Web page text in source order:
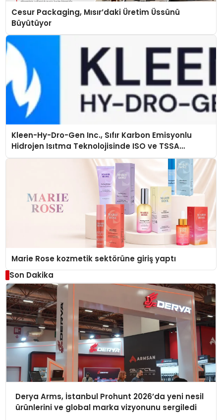
Cesur Packaging, Mısır’daki Üretim Üssünü
Büyütüyor
Kleen-Hy-Dro-Gen Inc., Sıfır Karbon Emisyonlu
Hidrojen Isıtma Teknolojisinde ISO ve TSSA
Düzenleyici Onaylarını Aldı
Marie Rose kozmetik sektörüne giriş yaptı
Son Dakika
Derya Arms, İstanbul Prohunt 2026’da yeni nesil
ürünlerini ve global marka vizyonunu sergiledi